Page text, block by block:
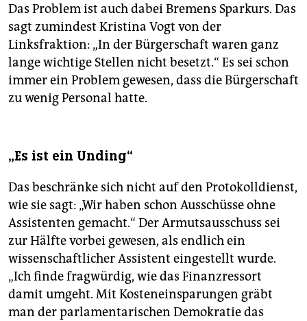
Das Problem ist auch dabei Bremens Sparkurs. Das
sagt zumindest Kristina Vogt von der
Linksfraktion: „In der Bürgerschaft waren ganz
lange wichtige Stellen nicht besetzt.“ Es sei schon
immer ein Problem gewesen, dass die Bürgerschaft
zu wenig Personal hatte.
„Es ist ein Unding“
Das beschränke sich nicht auf den Protokolldienst,
wie sie sagt: „Wir haben schon Ausschüsse ohne
Assistenten gemacht.“ Der Armutsausschuss sei
zur Hälfte vorbei gewesen, als endlich ein
wissenschaftlicher Assistent eingestellt wurde.
„Ich finde fragwürdig, wie das Finanzressort
damit umgeht. Mit Kosteneinsparungen gräbt
man der parlamentarischen Demokratie das